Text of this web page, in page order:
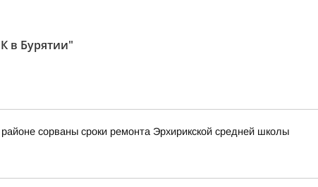
в Бурятии"
сорваны сроки ремонта Эрхирикской средней школы